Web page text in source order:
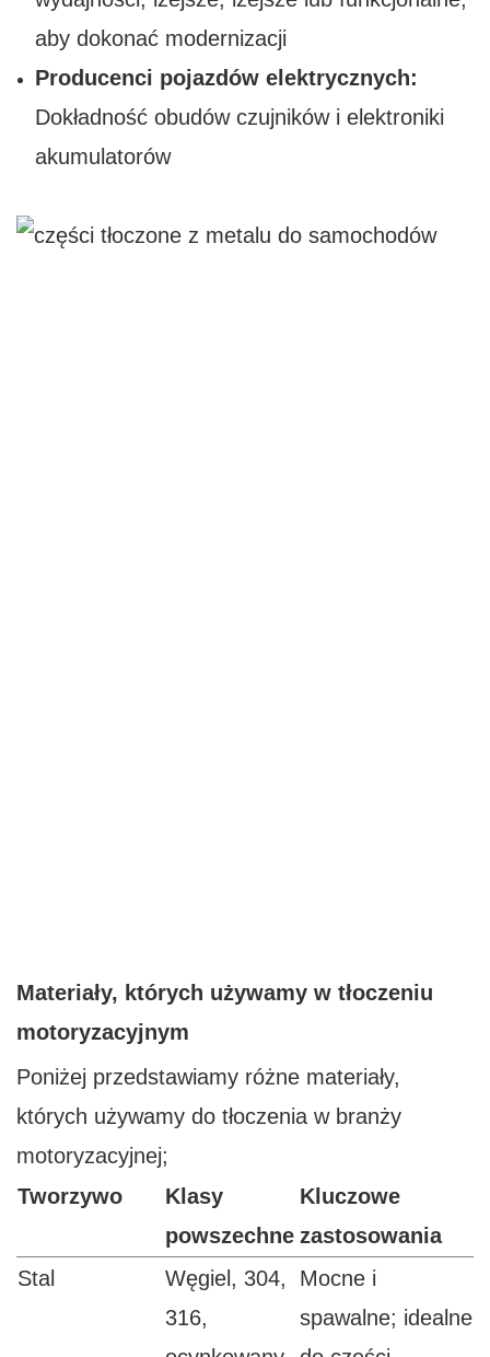
aby dokonać modernizacji
Producenci pojazdów elektrycznych:
Dokładność obudów czujników i elektroniki
akumulatorów
Materiały, których używamy w tłoczeniu
motoryzacyjnym
Poniżej przedstawiamy różne materiały,
których używamy do tłoczenia w branży
motoryzacyjnej;
Tworzywo
Klasy
powszechne
Kluczowe
zastosowania
Stal
Węgiel, 304,
316,
Mocne i
spawalne; idealne